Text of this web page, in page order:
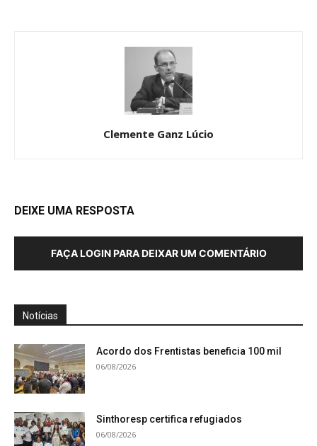
Clemente Ganz Lúcio
DEIXE UMA RESPOSTA
FAÇA LOGIN PARA DEIXAR UM COMENTÁRIO
Notícias
Acordo dos Frentistas beneficia 100 mil
06/08/2026
Sinthoresp certifica refugiados
06/08/2026